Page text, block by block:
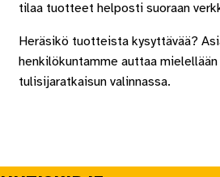
tilaa tuotteet helposti suoraan
Heräsikö tuotteista kysyttävää?
henkilökuntamme auttaa
tulisijaratkaisun valinnassa.